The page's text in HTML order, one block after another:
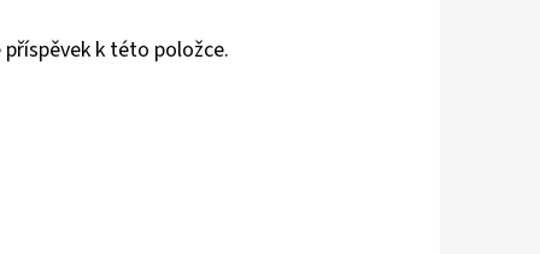
k této položce.